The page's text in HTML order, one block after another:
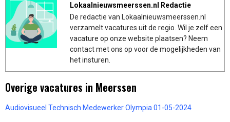
Lokaalnieuwsmeerssen.nl Redactie
De redactie van Lokaalnieuwsmeerssen.nl
verzamelt vacatures uit de regio. Wil je zelf een
vacature op onze website plaatsen? Neem
contact met ons op voor de mogelijkheden van
het insturen.
Overige vacatures in Meerssen
Audiovisueel Technisch Medewerker Olympia 01-05-2024